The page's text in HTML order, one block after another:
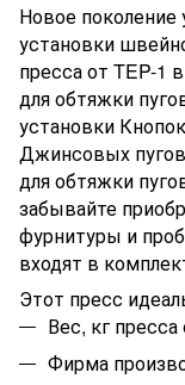
Новое поколение
установки
пресса от TEP-1
для обтяжки
установки
Джинсовых
для обтяжки
забывайте
фурнитуры и
входят в
Этот пресс
Вес, кг пресса
Фирма